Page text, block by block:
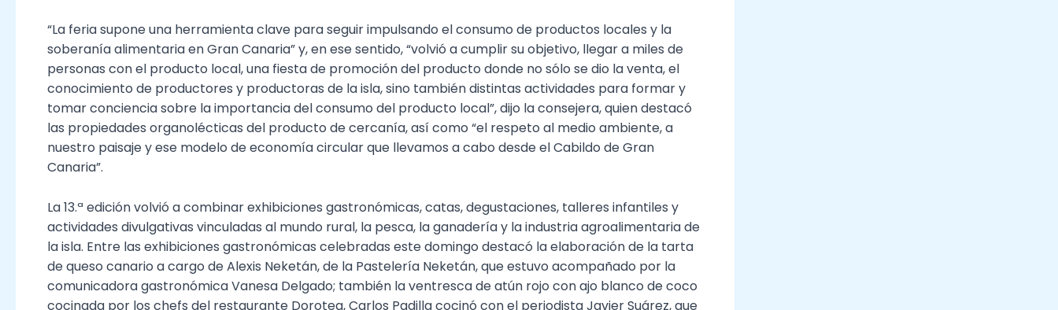
“La feria supone una herramienta clave para seguir impulsando el consumo de productos locales y la
soberanía alimentaria en Gran Canaria” y, en ese sentido, “volvió a cumplir su objetivo, llegar a miles de
personas con el producto local, una fiesta de promoción del producto donde no sólo se dio la venta, el
conocimiento de productores y productoras de la isla, sino también distintas actividades para formar y
tomar conciencia sobre la importancia del consumo del producto local”, dijo la consejera, quien destacó
las propiedades organolécticas del producto de cercanía, así como “el respeto al medio ambiente, a
nuestro paisaje y ese modelo de economía circular que llevamos a cabo desde el Cabildo de Gran
Canaria”.
La 13.ª edición volvió a combinar exhibiciones gastronómicas, catas, degustaciones, talleres infantiles y
actividades divulgativas vinculadas al mundo rural, la pesca, la ganadería y la industria agroalimentaria de
la isla. Entre las exhibiciones gastronómicas celebradas este domingo destacó la elaboración de la tarta
de queso canario a cargo de Alexis Neketán, de la Pastelería Neketán, que estuvo acompañado por la
comunicadora gastronómica Vanesa Delgado; también la ventresca de atún rojo con ajo blanco de coco
cocinada por los chefs del restaurante Dorotea, Carlos Padilla cocinó con el periodista Javier Suárez, que